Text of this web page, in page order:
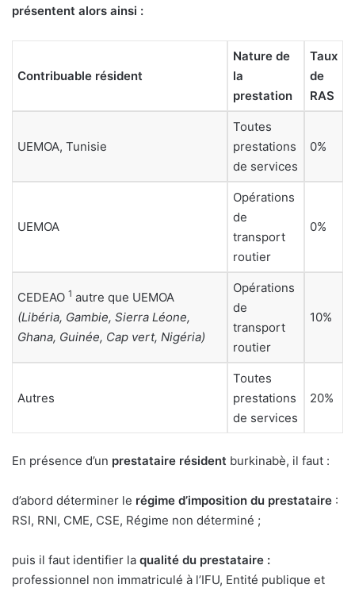
présentent alors ainsi :
Contribuable résident
Nature de
la
prestation
Taux
de
RAS
UEMOA, Tunisie
Toutes
prestations
de services
0%
UEMOA
Opérations
de
transport
routier
0%
CEDEAO 1 autre que UEMOA
(Libéria, Gambie, Sierra Léone,
Ghana, Guinée, Cap vert, Nigéria)
Opérations
de
transport
routier
10%
Autres
Toutes
prestations
de services
20%
En présence d’un prestataire résident burkinabè, il faut :
d’abord déterminer le régime d’imposition du prestataire :
RSI, RNI, CME, CSE, Régime non déterminé ;
puis il faut identifier la qualité du prestataire :
professionnel non immatriculé à l’IFU, Entité publique et